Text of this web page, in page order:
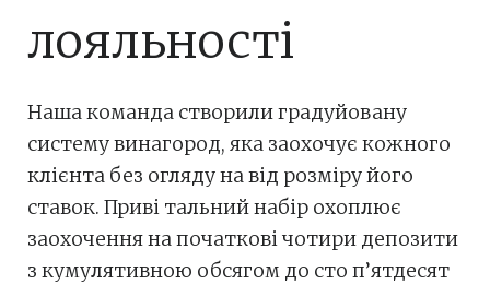
лояльності
Наша команда створили градуйовану
систему винагород, яка заохочує кожного
клієнта без огляду на від розміру його
ставок. Приві тальний набір охоплює
заохочення на початкові чотири депозити
з кумулятивною обсягом до сто п’ятдесят